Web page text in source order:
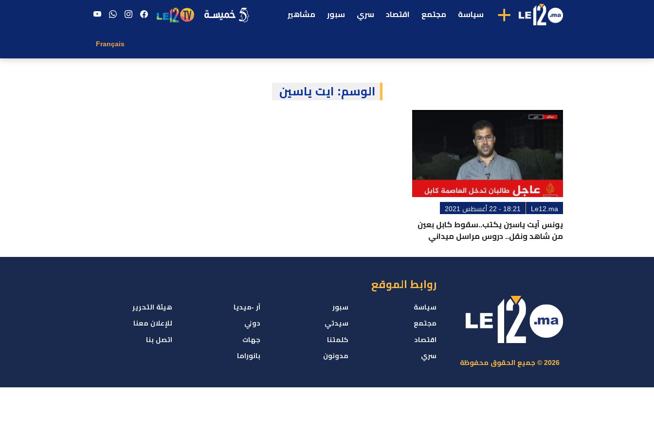
+ سياسة مجتمع اقتصاد سري سبور مشاهير
Français
الوسم: ايت ياسين
Le12.ma 18:21 - 22 أغسطس 2021
يونس آيت ياسين يكتب..سقوط كابل بعين
من شاهد ونقل.. دروس مراسل ميداني
2026 © جميع الحقوق محفوظة
روابط الموقع
سياسة
مجتمع
اقتصاد
سري
سبور
سيدتي
كلمتنا
مدونون
آر -ميديا
دولي
جهات
بانوراما
هيئة التحرير
للإعلان معنا
اتصل بنا